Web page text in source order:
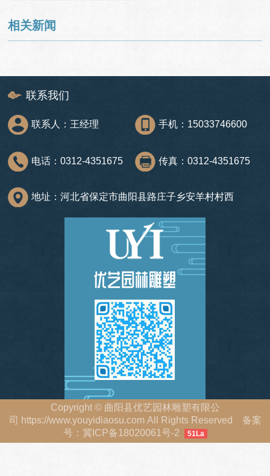
相关新闻
联系我们
联系人：王经理 手机：15033746600
电话：0312-4351675 传真：0312-4351675
地址：河北省保定市曲阳县路庄子乡安羊村村西
Copyright ©曲阳县优艺园林雕塑有限公
司 https://www.youyidiaosu.comAll Rights Reserved 备案
号： 冀ICP备18020061号-2 51La